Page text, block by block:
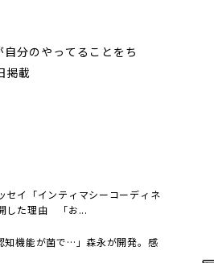
分のやってることをち
掲載
セイ「インティマシーコーディネ
した理由 「お...
知機能が菌で…」森永が開発。感